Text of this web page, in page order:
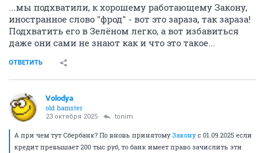
...мы подхватили, к хорошему работающему Закону,
иностранное слово "фрод" - вот это зараза, так зараза!
Подхватить его в Зелёном легко, а вот избавиться
даже они сами не знают как и что это такое...
ОТВЕТИТЬ
Volodya
old hamster
23 октября 2025 tonim
А при чем тут Сбербанк? По вновь принятому Закону с 01.09.2025 если
кредит превышает 200 тыс руб, то банк имеет право зачислить эти